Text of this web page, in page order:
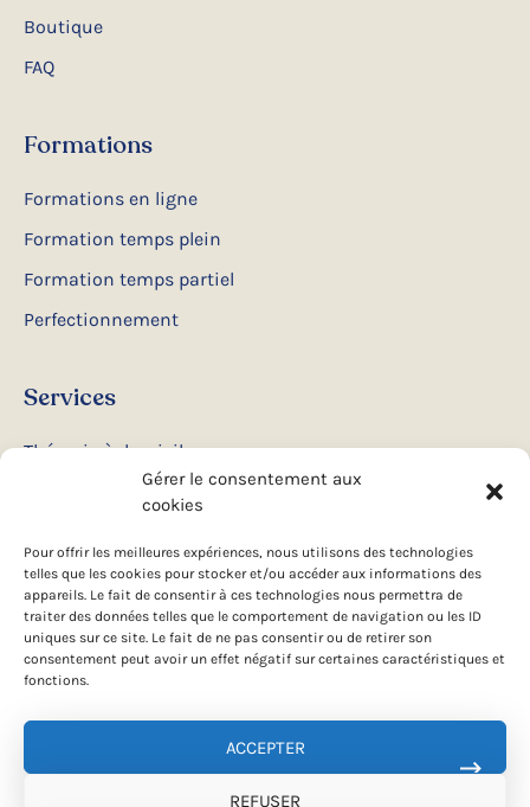
Gérer le consentement aux
cookies
Pour offrir les meilleures expériences, nous utilisons des technologies
telles que les cookies pour stocker et/ou accéder aux informations des
appareils. Le fait de consentir à ces technologies nous permettra de
traiter des données telles que le comportement de navigation ou les ID
uniques sur ce site. Le fait de ne pas consentir ou de retirer son
consentement peut avoir un effet négatif sur certaines caractéristiques et
fonctions.
ACCEPTER
REFUSER
Boutique
FAQ
Formations
Formations en ligne
Formation temps plein
Formation temps partiel
Perfectionnement
Services
Thérapie à domicile
Ateliers et conférences
Suivez-nous
Facebook